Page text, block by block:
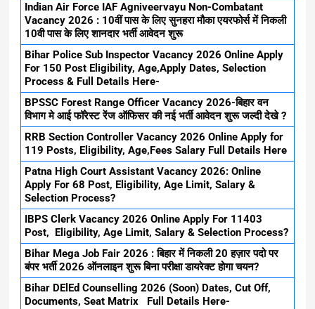
Indian Air Force IAF Agniveervayu Non-Combatant
Vacancy 2026 : 10वीं पास के लिए सुनहरा मौका एयरफोर्स में निकली
10वी पास के लिए शानदार भर्ती आवेदन शुरू
Bihar Police Sub Inspector Vacancy 2026 Online Apply
For 150 Post Eligibility, Age,Apply Dates, Selection
Process & Full Details Here-
BPSSC Forest Range Officer Vacancy 2026-बिहार वन
विभाग मे आई फॉरेस्ट रेंज ऑफिसर की नई भर्ती आवेदन शुरू जल्दी देखे ?
RRB Section Controller Vacancy 2026 Online Apply for
119 Posts, Eligibility, Age,Fees Salary Full Details Here
Patna High Court Assistant Vacancy 2026: Online
Apply For 68 Post, Eligibility, Age Limit, Salary &
Selection Process?
IBPS Clerk Vacancy 2026 Online Apply For 11403
Post, Eligibility, Age Limit, Salary & Selection Process?
Bihar Mega Job Fair 2026 : बिहार में निकली 20 हज़ार पदो पर
बंपर भर्ती 2026 ऑनलाइन शुरू बिना परीक्षा डायरेक्ट होगा चयन?
Bihar DElEd Counselling 2026 (Soon) Dates, Cut Off,
Documents, Seat Matrix Full Details Here-